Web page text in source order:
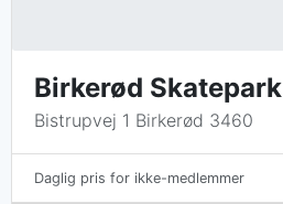
Birkerød Skatepark
Bistrupvej 1 Birkerød 3460
Daglig pris for ikke-medlemmer